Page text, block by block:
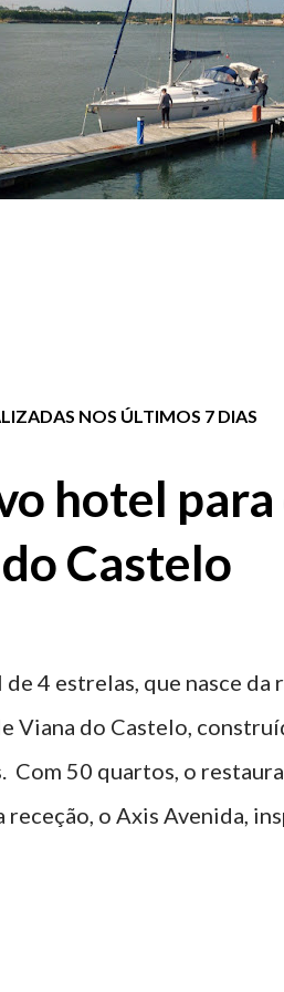
NOS ÚLTIMOS 7 DIAS
hotel
Castelo
4 estrelas, que nasce
Viana do Castelo,
Com 50 quartos, o
receção, o Axis Avenida,